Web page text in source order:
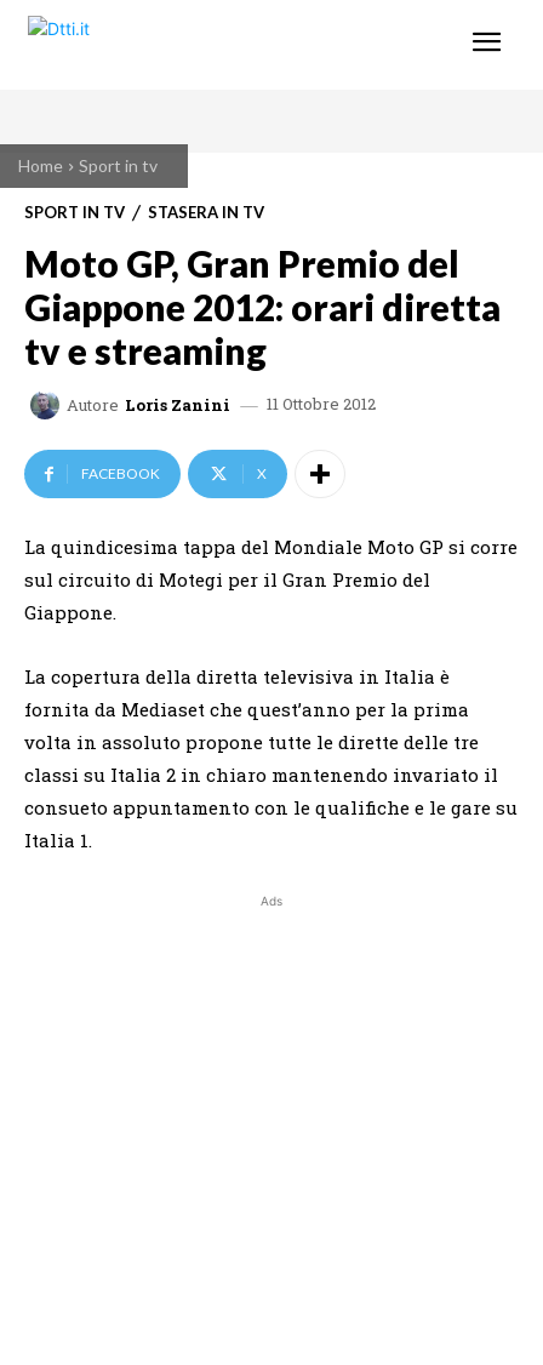
Home Sport in tv
SPORT IN TV STASERA IN TV
Moto GP, Gran Premio del
Giappone 2012: orari diretta
tv e streaming
Autore Loris Zanini 11 Ottobre 2012
FACEBOOK X
La quindicesima tappa del Mondiale Moto GP si corre
sul circuito di Motegi per il Gran Premio del
Giappone.
La copertura della diretta televisiva in Italia è
fornita da Mediaset che quest’anno per la prima
volta in assoluto propone tutte le dirette delle tre
classi su Italia 2 in chiaro mantenendo invariato il
consueto appuntamento con le qualifiche e le gare su
Italia 1.
Ads